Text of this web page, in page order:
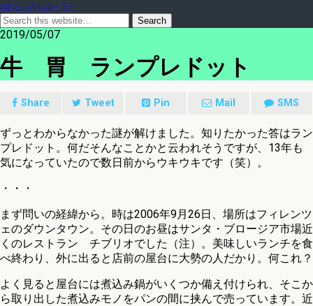
ARecoNote 15
2019/05/07
牛 胃 ランプレドット
Share Tweet Pin Mail SMS
ずっとわからなかった謎が解けました。知りたかった答はラン
プレドット。何だそんなことかと云われそうですが、13年も
気になっていたので数日前からウキウキです（笑）。
・・・
まず問いの経緯から。時は2006年9月26日、場所はフィレンツ
ェのダウンタウン。その日のお昼はサンタ・ブロージア市場近
くのレストラン チブリオでした（注）。美味しいランチを食
べ終わり、外に出ると店前の屋台に大勢の人だかり。何これ？
よく見ると屋台には煮込み鍋がいくつか備え付けられ、そこか
ら取り出した煮込みモノをパンの間に挟んで売っています。近